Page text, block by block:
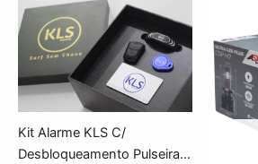
Kit Alarme KLS C/
Desbloqueamento Pulseira